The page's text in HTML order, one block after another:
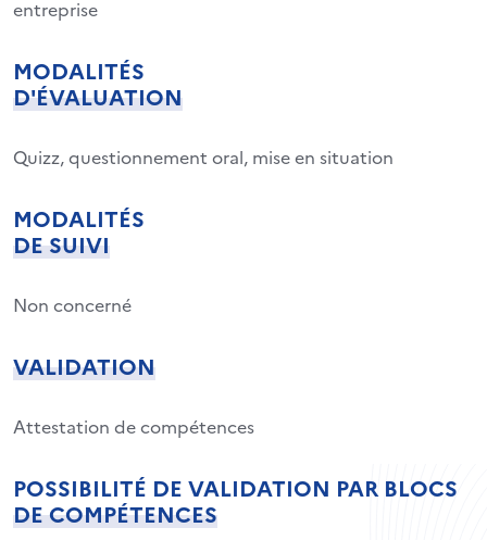
entreprise
MODALITÉS
D'ÉVALUATION
Quizz, questionnement oral, mise en situation
MODALITÉS
DE SUIVI
Non concerné
VALIDATION
Attestation de compétences
POSSIBILITÉ DE VALIDATION PAR BLOCS
DE COMPÉTENCES